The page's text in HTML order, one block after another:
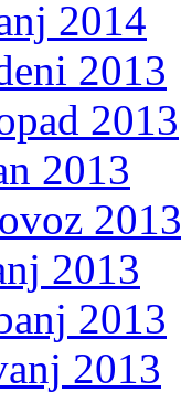
2014
2013
2013
2013
2013
2013
2013
2013